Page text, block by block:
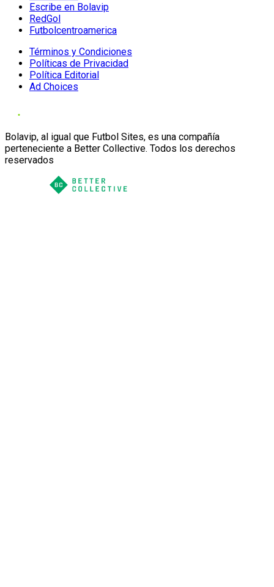
Escribe en Bolavip
RedGol
Futbolcentroamerica
Términos y Condiciones
Políticas de Privacidad
Política Editorial
Ad Choices
Bolavip, al igual que Futbol Sites, es una compañía
perteneciente a Better Collective. Todos los derechos
reservados